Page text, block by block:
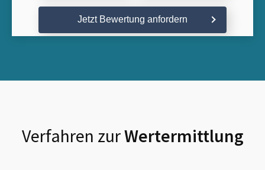
Jetzt Bewertung anfordern
Verfahren zurWertermittlung